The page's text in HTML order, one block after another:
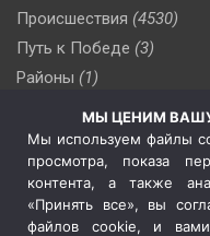
Происшествия (4530)
Путь к Победе (3)
Районы (1)
(510)
Сельское хозяйство (3)
Социальная политика
(3)
Спецоперация в Украине
Спецоперация на Украине
МЫ ЦЕНИМ
Мы используем файлы
просмотра, показа
контента, а также
«Принять все», вы
файлов cookie, и